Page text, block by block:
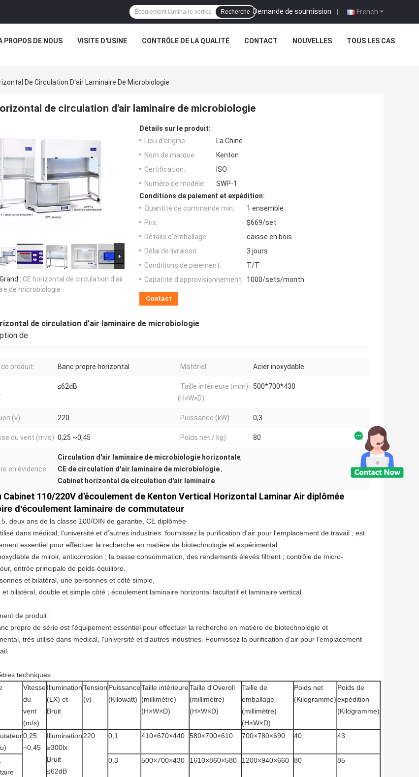
French
Demande de soumission |
Recherche
PROPOS DE NOUS VISITE D'USINE CONTRÔLE DE LA QUALITÉ CONTACT NOUVELLES TOUS LES CAS
De Circulation D'air Laminaire De Microbiologie
de circulation d'air laminaire de microbiologie
: CE horizontal de circulation d'air
de microbiologie
Détails sur le produit:
Lieu d'origine:
La Chine
Nom de marque:
Kenton
Certification:
ISO
Numéro de modèle:
SWP-1
Conditions de paiement et expédition:
Quantité de commande min:
1 ensemble
Prix:
$669/set
Détails d'emballage:
caisse en bois
Délai de livraison:
3 jours
Conditions de paiement:
T/T
Capacité d'approvisionnement:
1000/sets/month
Contact
de circulation d'air laminaire de microbiologie
de
de produit: Banc propre horizontal Matériel: Acier inoxydable
≤62dB
Taille intérieure (mm)
(H×W×D):
500*700*430
(v): 220 Puissance (kW): 0,3
du vent (m/s): 0,25 ~0,45 Poids net / kg): 80
en évidence:
Circulation d'air laminaire de microbiologie horizontale,
CE de circulation d'air laminaire de microbiologie,
Cabinet horizontal de circulation d'air laminaire
Cabinet 110/220V d'écoulement de Kenton Vertical Horizontal Laminar Air diplômée
d'écoulement laminaire de commutateur
5, deux ans de la classe 100/OIN de garantie, CE diplômée
dans médical, l'université et d'autres industries. fournissez la purification d'air pour l'emplacement de travail ; est
essentiel pour effectuer la recherche en matière de biotechnologie et expérimental.
de miroir, anticorrosion ; la basse consommation, des rendements élevés filtrent ; contrôle de micro-
entrée principale de poids-équilibre.
et bilatéral, une personnes et côté simple,
et bilatéral, double et simple côté ; écoulement laminaire horizontal facultatif et laminaire vertical.
de produit :
propre de série est l'équipement essentiel pour effectuer la recherche en matière de biotechnologie et
très utilisé dans médical, l'université et d'autres industries. Fournissez la purification d'air pour l'emplacement
techniques :
Vitesse
du
vent
(m/s)
Illumination
(LX) et
Bruit
Tension
(v)
Puissance
(Kilowatt)
Taille intérieure
(millimètre)
(H×W×D)
Taille d'Overoll
(millimètre)
(H×W×D)
Taille de
emballage
(millimètre)
(H×W×D)
Poids net
(Kilogramme)
Poids de
expédition
(Kilogramme)
0,25
~0,45
Illumination
≥300lx
Bruit
≤62dB
220 0,1 410×670×440 580×700×610 700×780×690 40 43
0,3 500×700×430 1610×860×580 1200×940×660 80 85